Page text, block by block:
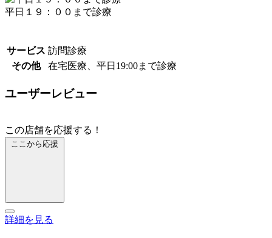
平日１９：００まで診療
サービス 訪問診療
その他
在宅医療、平日19:00まで診療
ユーザーレビュー
この店舗を応援する！
ここから応援
詳細を見る